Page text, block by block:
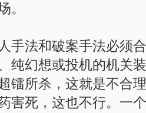
。
手法和破案手法必须
纯幻想或投机的机关
镭所杀，这就是不合
害死，这也不行。一